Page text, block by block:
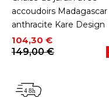
accoudoirs Madagascar
anthracite Kare Design
Prix
104,30 €
Prix de base
149,00 €